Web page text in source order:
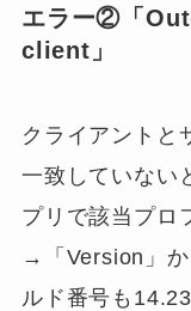
エラー②「
client」
クライアントと
一致していない
プリで該当プロ
→「Version」
ルド番号も